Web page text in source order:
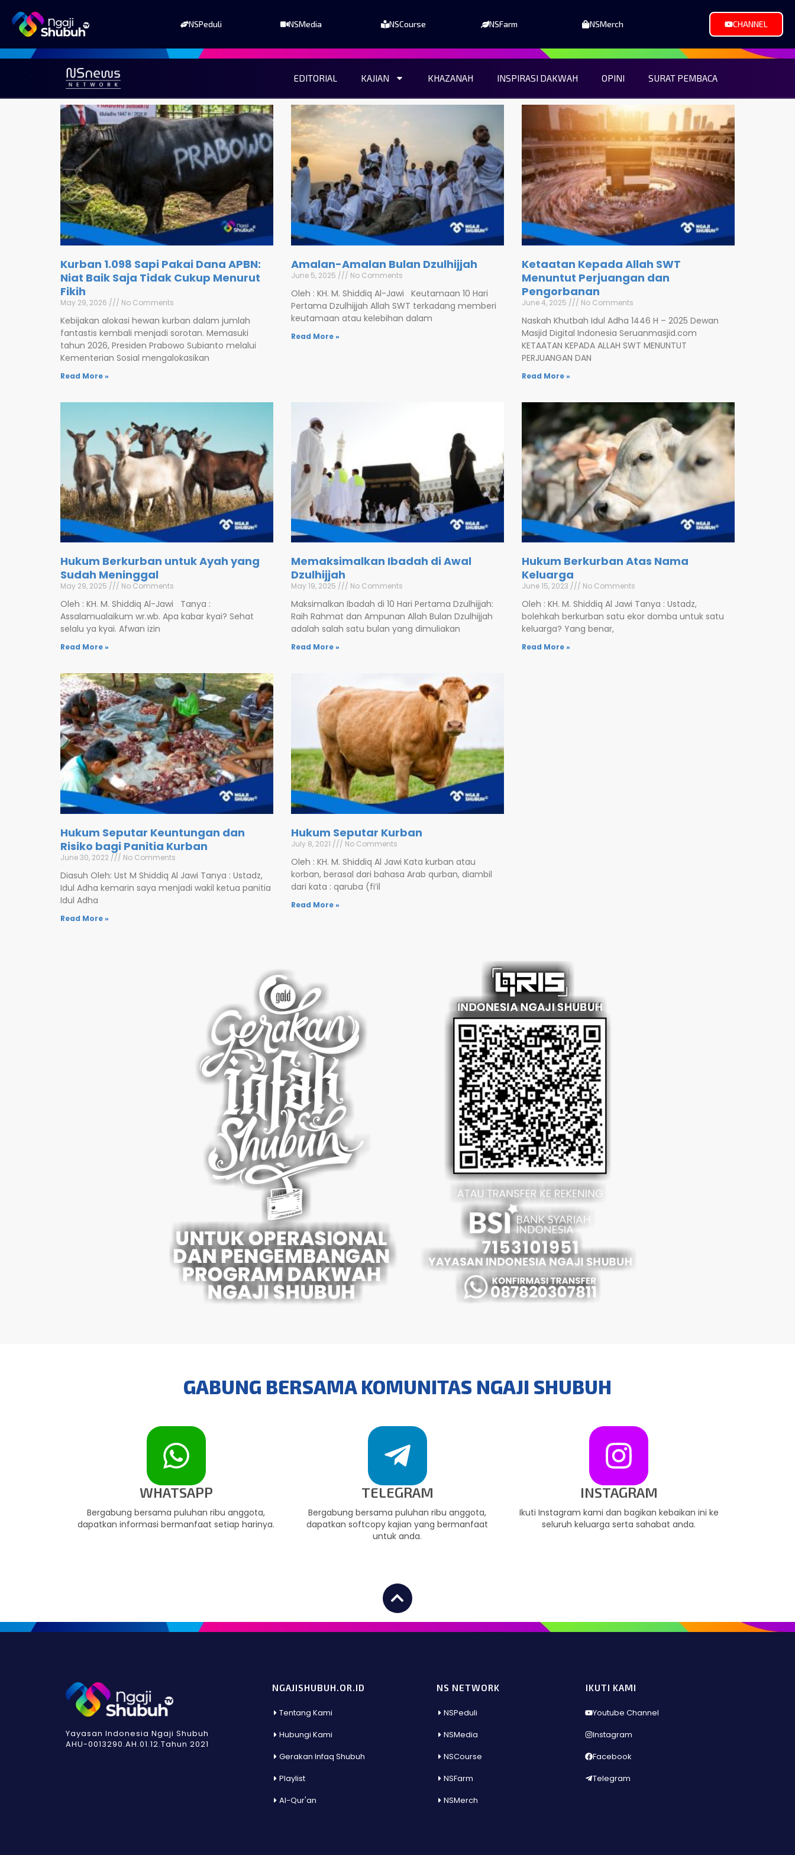
NSPeduli NSMedia NSCourse NSFarm NSMerch CHANNEL
EDITORIAL KAJIAN KHAZANAH INSPIRASI DAKWAH OPINI SURAT PEMBACA
Kurban 1.098 Sapi Pakai Dana APBN:
Niat Baik Saja Tidak Cukup Menurut
Fikih
May 29, 2026 No Comments
Kebijakan alokasi hewan kurban dalam jumlah
fantastis kembali menjadi sorotan. Memasuki
tahun 2026, Presiden Prabowo Subianto melalui
Kementerian Sosial mengalokasikan
Read More »
Amalan-Amalan Bulan Dzulhijjah
June 5, 2025 No Comments
Oleh : KH. M. Shiddiq Al-Jawi Keutamaan 10 Hari
Pertama Dzulhijjah Allah SWT terkadang memberi
keutamaan atau kelebihan dalam
Read More »
Ketaatan Kepada Allah SWT
Menuntut Perjuangan dan
Pengorbanan
June 4, 2025 No Comments
Naskah Khutbah Idul Adha 1446 H – 2025 Dewan
Masjid Digital Indonesia Seruanmasjid.com
KETAATAN KEPADA ALLAH SWT MENUNTUT
PERJUANGAN DAN
Read More »
Hukum Berkurban untuk Ayah yang
Sudah Meninggal
May 29, 2025 No Comments
Oleh : KH. M. Shiddiq Al-Jawi Tanya :
Assalamualaikum wr.wb. Apa kabar kyai? Sehat
selalu ya kyai. Afwan izin
Read More »
Memaksimalkan Ibadah di Awal
Dzulhijjah
May 19, 2025 No Comments
Maksimalkan Ibadah di 10 Hari Pertama Dzulhijjah:
Raih Rahmat dan Ampunan Allah Bulan Dzulhijjah
adalah salah satu bulan yang dimuliakan
Read More »
Hukum Berkurban Atas Nama
Keluarga
June 15, 2023 No Comments
Oleh : KH. M. Shiddiq Al Jawi Tanya : Ustadz,
bolehkah berkurban satu ekor domba untuk satu
keluarga? Yang benar,
Read More »
Hukum Seputar Keuntungan dan
Risiko bagi Panitia Kurban
June 30, 2022 No Comments
Diasuh Oleh: Ust M Shiddiq Al Jawi Tanya : Ustadz,
Idul Adha kemarin saya menjadi wakil ketua panitia
Idul Adha
Read More »
Hukum Seputar Kurban
July 8, 2021 No Comments
Oleh : KH. M. Shiddiq Al Jawi Kata kurban atau
korban, berasal dari bahasa Arab qurban, diambil
dari kata : qaruba (fi’il
Read More »
GABUNG BERSAMA KOMUNITAS NGAJI SHUBUH
WHATSAPP
Bergabung bersama puluhan ribu anggota,
dapatkan informasi bermanfaat setiap harinya.
TELEGRAM
Bergabung bersama puluhan ribu anggota,
dapatkan softcopy kajian yang bermanfaat
untuk anda.
INSTAGRAM
Ikuti Instagram kami dan bagikan kebaikan ini ke
seluruh keluarga serta sahabat anda.
Yayasan Indonesia Ngaji Shubuh
AHU-0013290.AH.01.12.Tahun 2021
NGAJISHUBUH.OR.ID
Tentang Kami
Hubungi Kami
Gerakan Infaq Shubuh
Playlist
Al-Qur'an
NS NETWORK
NSPeduli
NSMedia
NSCourse
NSFarm
NSMerch
IKUTI KAMI
Youtube Channel
Instagram
Facebook
Telegram